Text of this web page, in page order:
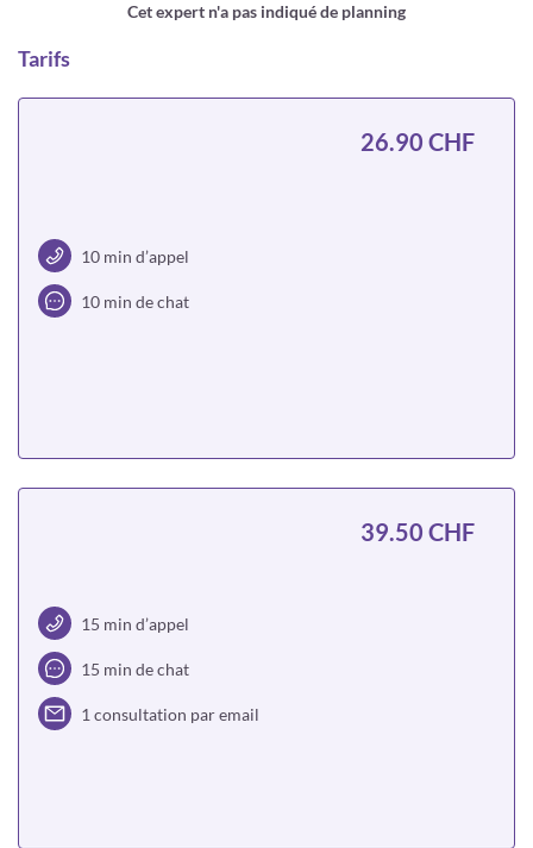
Cet expert n'a pas indiqué de planning
Tarifs
10 min d’appel
10 min de chat
26.90 CHF
15 min d’appel
15 min de chat
1 consultation par email
39.50 CHF